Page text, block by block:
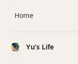
Yu’s Life
Home